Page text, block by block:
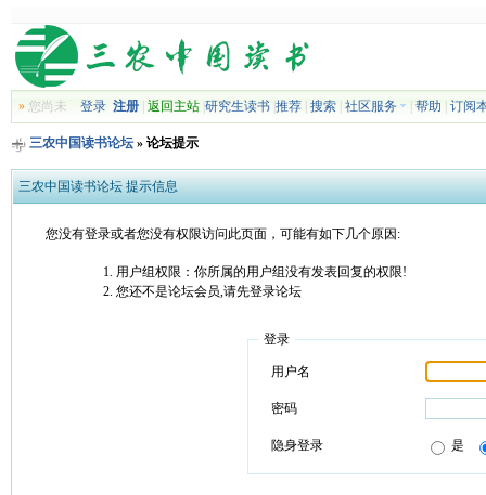
»您尚未 登录 注册| 返回主站| 研究生读书| 推荐| 搜索| 社区服务 帮助 订阅
三农中国读书论坛» 论坛提示
三农中国读书论坛 提示信息
您没有登录或者您没有权限访问此页面，可能有如下几个原因:
用户组权限：你所属的用户组没有发表回复的权限!
您还不是论坛会员,请先登录论坛
登录
用户名
密码
隐身登录 是